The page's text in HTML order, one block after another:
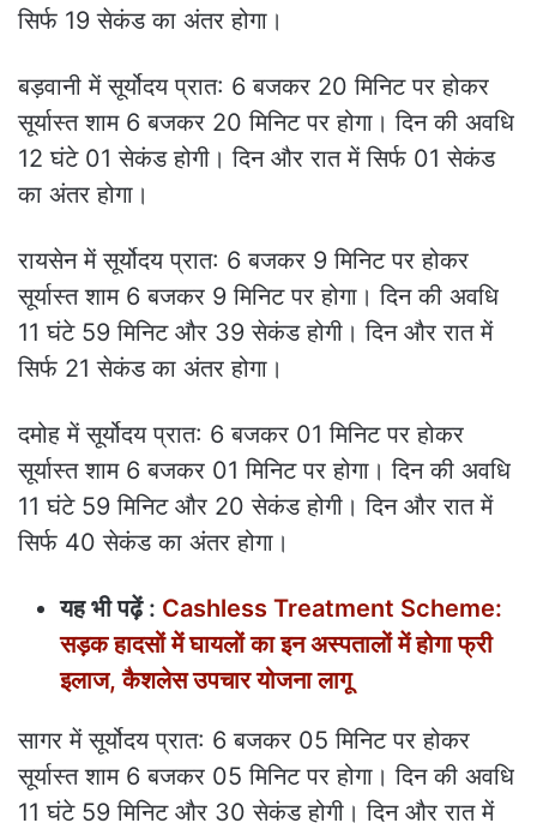
सिर्फ 19 सेकंड का अंतर होगा।
बड़वानी में सूर्योदय प्रात: 6 बजकर 20 मिनिट पर होकर
सूर्यास्त शाम 6 बजकर 20 मिनिट पर होगा। दिन की अवधि
12 घंटे 01 सेकंड होगी। दिन और रात में सिर्फ 01 सेकंड
का अंतर होगा।
रायसेन में सूर्योदय प्रात: 6 बजकर 9 मिनिट पर होकर
सूर्यास्त शाम 6 बजकर 9 मिनिट पर होगा। दिन की अवधि
11 घंटे 59 मिनिट और 39 सेकंड होगी। दिन और रात में
सिर्फ 21 सेकंड का अंतर होगा।
दमोह में सूर्योदय प्रात: 6 बजकर 01 मिनिट पर होकर
सूर्यास्त शाम 6 बजकर 01 मिनिट पर होगा। दिन की अवधि
11 घंटे 59 मिनिट और 20 सेकंड होगी। दिन और रात में
सिर्फ 40 सेकंड का अंतर होगा।
यह भी पढ़ें : Cashless Treatment Scheme:
सड़क हादसों में घायलों का इन अस्पतालों में होगा फ्री
इलाज, कैशलेस उपचार योजना लागू
सागर में सूर्योदय प्रात: 6 बजकर 05 मिनिट पर होकर
सूर्यास्त शाम 6 बजकर 05 मिनिट पर होगा। दिन की अवधि
11 घंटे 59 मिनिट और 30 सेकंड होगी। दिन और रात में